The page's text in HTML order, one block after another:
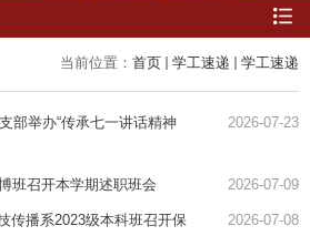
当前位置： 首页 学工速递 学工速递
部举办“传承七一讲话精神
2026-07-23
班召开本学期述职班会 2026-07-09
播系2023级本科班召开保
2026-07-08